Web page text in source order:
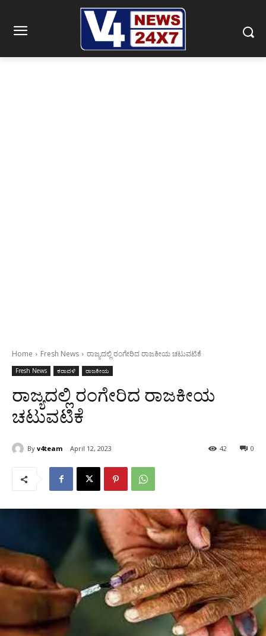
Home Fresh News ರಾಜ್ಯದಲ್ಲಿ ರಂಗೇರಿದ ರಾಜಕೀಯ ಚಟುವಟಿಕೆ
Fresh News ಕರಾವಳಿ ರಾಜಕೀಯ
ರಾಜ್ಯದಲ್ಲಿ ರಂಗೇರಿದ ರಾಜಕೀಯ
ಚಟುವಟಿಕೆ
By v4team April 12, 2023 0
42